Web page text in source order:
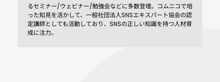
るセミナー/ウェビナー/勉強会などに多数登壇。コムニコで培
った知見を活かして、一般社団法人SNSエキスパート協会の認
定講師としても活動しており、SNSの正しい知識を持つ人材育
成に注力。